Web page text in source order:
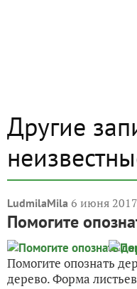
Другие
LudmilaMila 6 июня
Помогите
Помогите опознать
дерево. Форма